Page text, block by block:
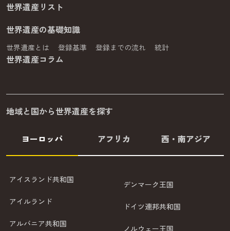
世界遺産リスト
世界遺産の基礎知識
世界遺産とは 登録基準 登録までの流れ 統計
世界遺産コラム
地域と国から世界遺産を探す
ヨーロッパ アフリカ 西・南アジア
アイスランド共和国
アイルランド
アルバニア共和国
デンマーク王国
ドイツ連邦共和国
ノルウェー王国